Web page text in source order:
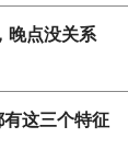
晚点没关系
这三个特征